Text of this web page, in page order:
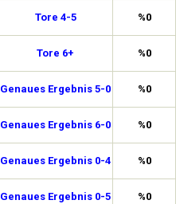
Tore 4-5 %0
Tore 6+ %0
Genaues Ergebnis 5-0 %0
Genaues Ergebnis 6-0 %0
Genaues Ergebnis 0-4 %0
Genaues Ergebnis 0-5 %0